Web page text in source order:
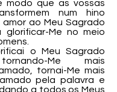
modo que as vossas
num hino
ao Meu Sagrado
glorificar-Me no meio
Meu Sagrado
Me mais
tornai-Me mais
pela palavra e
a todos os Meus